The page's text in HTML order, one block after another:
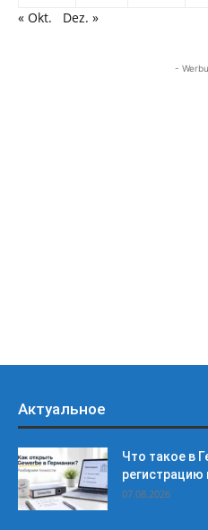
« Okt.
Dez. »
-
Актуальное
Что такое в
регистрацию
07.08.2026